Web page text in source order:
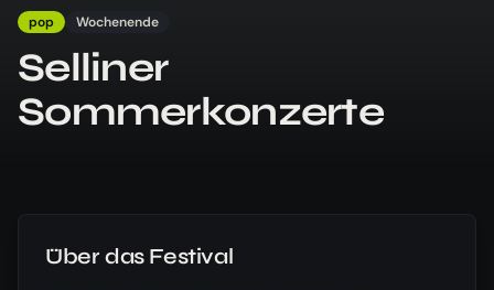
pop Wochenende
Selliner
Sommerkonzerte
Über das Festival